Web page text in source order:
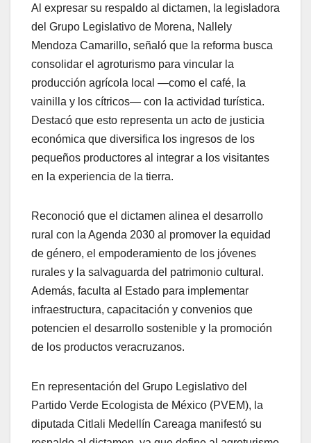
Al expresar su respaldo al dictamen, la legisladora
del Grupo Legislativo de Morena, Nallely
Mendoza Camarillo, señaló que la reforma busca
consolidar el agroturismo para vincular la
producción agrícola local —como el café, la
vainilla y los cítricos— con la actividad turística.
Destacó que esto representa un acto de justicia
económica que diversifica los ingresos de los
pequeños productores al integrar a los visitantes
en la experiencia de la tierra.
Reconoció que el dictamen alinea el desarrollo
rural con la Agenda 2030 al promover la equidad
de género, el empoderamiento de los jóvenes
rurales y la salvaguarda del patrimonio cultural.
Además, faculta al Estado para implementar
infraestructura, capacitación y convenios que
potencien el desarrollo sostenible y la promoción
de los productos veracruzanos.
En representación del Grupo Legislativo del
Partido Verde Ecologista de México (PVEM), la
diputada Citlali Medellín Careaga manifestó su